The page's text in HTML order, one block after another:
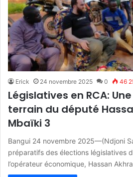
Erick 24 novembre 2025 0 46
Législatives en RCA:
terrain du député
Mbaïki 3
Bangui 24 novembre 2025—(Ndjoni
préparatifs des élections législatives
l’opérateur économique, Hassan